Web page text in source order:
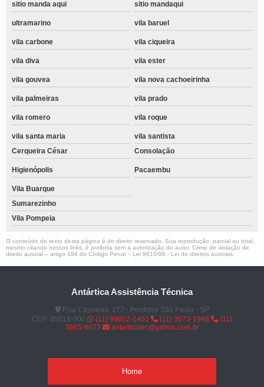
sitio manda aqui sitio mandaqui
ultramarino vila baruel
vila carbone vila ciqueira
vila diva vila ester
vila gouvea vila nova cachoeirinha
vila palmeiras vila prado
vila romero vila roque
vila santa maria
vila santista
Cerqueira César
Consolação
Higienópolis Pacaembu
Vila Buarque
Sumarezinho
Vila Pompeia
O conteúdo do texto desta página é de direito reservado. Sua reprodução, parcial ou total,
mesmo citando nossos links, é proibida sem a autorização do autor. Crime de violação de
direito autoral – artigo 184 do Código Penal – Lei 9610/98 - Lei de direitos autorais
Antártica Assistência Técnica
Rua Cayowaá, 277 - Perdizes São Paulo - SP
CEP: 05018-000
(11) 99652-1401 (11) 3673-1948
(11)
3865-6073
antarticatec@yahoo.com.br
Home